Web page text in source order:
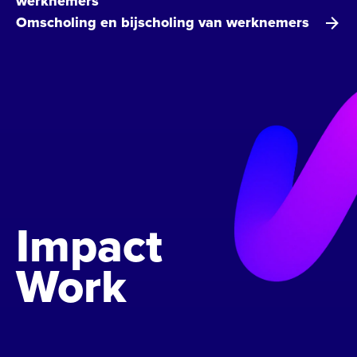
Omscholing en bijscholing van werknemers
Impact
Work